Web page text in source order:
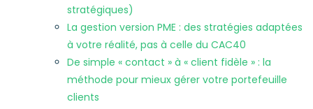
stratégiques)
La gestion version PME : des stratégies adaptées
à votre réalité, pas à celle du CAC40
De simple « contact » à « client fidèle » : la
méthode pour mieux gérer votre portefeuille
clients